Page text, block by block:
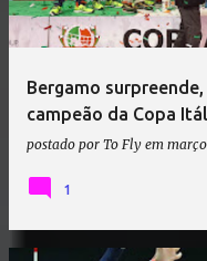
Bergamo
campeão da Copa
postado por To Fly em
1